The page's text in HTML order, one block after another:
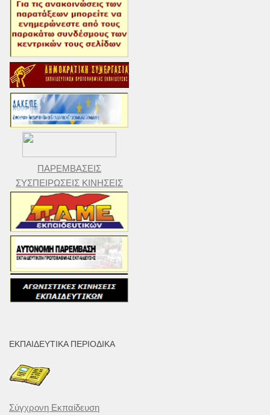
ΠΑΡΕΜΒΑΣΕΙΣ
ΣΥΣΠΕΙΡΩΣΕΙΣ ΚΙΝΗΣΕΙΣ
ΕΚΠΑΙΔΕΥΤΙΚΆ ΠΕΡΙΟΔΙΚΆ
Σύγχρονη Εκπαίδευση